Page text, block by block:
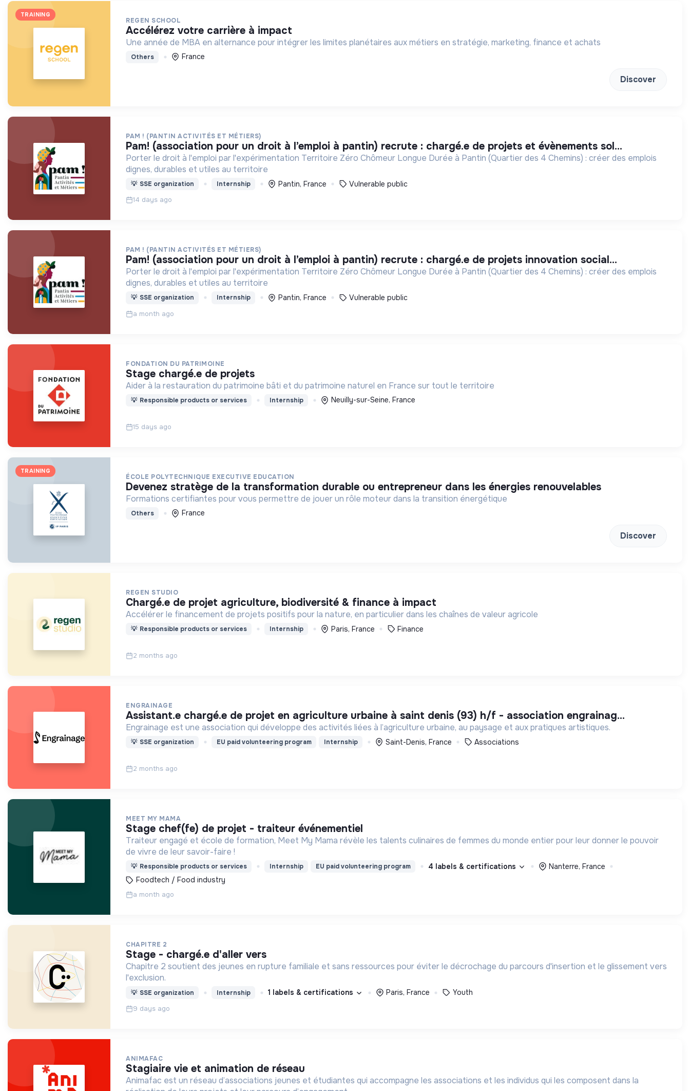
TRAINING
REGEN SCHOOL
accélérez votre carrière à impact
Une année de MBA en alternance pour intégrer les limites planétaires aux métiers en stratégie, marketing, finance et achats
Others France
Discover
PAM ! (PANTIN ACTIVITÉS ET MÉTIERS)
pam! (association pour un droit à l’emploi à pantin) recrute : chargé.e de projets et évènements sol...
Porter le droit à l'emploi par l'expérimentation Territoire Zéro Chômeur Longue Durée à Pantin (Quartier des 4 Chemins) : créer des emplois
dignes, durables et utiles au territoire
💡 SSE organization Internship Pantin, France Vulnerable public
14 days ago
PAM ! (PANTIN ACTIVITÉS ET MÉTIERS)
pam! (association pour un droit à l’emploi à pantin) recrute : chargé.e de projets innovation social...
Porter le droit à l'emploi par l'expérimentation Territoire Zéro Chômeur Longue Durée à Pantin (Quartier des 4 Chemins) : créer des emplois
dignes, durables et utiles au territoire
💡 SSE organization Internship Pantin, France Vulnerable public
a month ago
FONDATION DU PATRIMOINE
stage chargé.e de projets
Aider à la restauration du patrimoine bâti et du patrimoine naturel en France sur tout le territoire
💡 Responsible products or services Internship Neuilly-sur-Seine, France
15 days ago
TRAINING
ÉCOLE POLYTECHNIQUE EXECUTIVE EDUCATION
devenez stratège de la transformation durable ou entrepreneur dans les énergies renouvelables
Formations certifiantes pour vous permettre de jouer un rôle moteur dans la transition énergétique
Others France
Discover
REGEN STUDIO
chargé.e de projet agriculture, biodiversité & finance à impact
Accélérer le financement de projets positifs pour la nature, en particulier dans les chaînes de valeur agricole
💡 Responsible products or services Internship Paris, France Finance
2 months ago
ENGRAINAGE
assistant.e chargé.e de projet en agriculture urbaine à saint denis (93) h/f - association engrainag...
Engrainage est une association qui développe des activités liées à l’agriculture urbaine, au paysage et aux pratiques artistiques.
💡 SSE organization EU paid volunteering program Internship Saint-Denis, France Associations
2 months ago
MEET MY MAMA
stage chef(fe) de projet - traiteur événementiel
Traiteur engagé et école de formation, Meet My Mama révèle les talents culinaires de femmes du monde entier pour leur donner le pouvoir
de vivre de leur savoir-faire !
💡 Responsible products or services Internship EU paid volunteering program 4 labels & certifications
Nanterre, France
Foodtech / Food industry
a month ago
CHAPITRE 2
stage - chargé.e d'aller vers
Chapitre 2 soutient des jeunes en rupture familiale et sans ressources pour éviter le décrochage du parcours d'insertion et le glissement vers
l'exclusion.
💡 SSE organization Internship 1 labels & certifications Paris, France Youth
9 days ago
ANIMAFAC
stagiaire vie et animation de réseau
Animafac est un réseau d’associations jeunes et étudiantes qui accompagne les associations et les individus qui les composent dans la